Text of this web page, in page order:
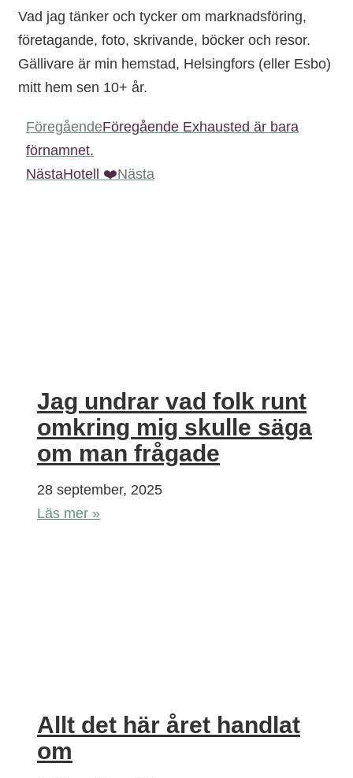
Vad jag tänker och tycker om marknadsföring,
företagande, foto, skrivande, böcker och resor.
Gällivare är min hemstad, Helsingfors (eller Esbo)
mitt hem sen 10+ år.
FöregåendeFöregående Exhausted är bara
förnamnet.
NästaHotell ❤️Nästa
Jag undrar vad folk runt
omkring mig skulle säga
om man frågade
28 september, 2025
Läs mer »
Allt det här året handlat
om